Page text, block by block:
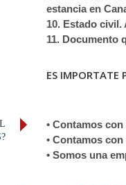
estancia en
10. ⁠Estado
11. ⁠Documento
ES IMPORTATE
• Contamos
• Contamos
• Somos una